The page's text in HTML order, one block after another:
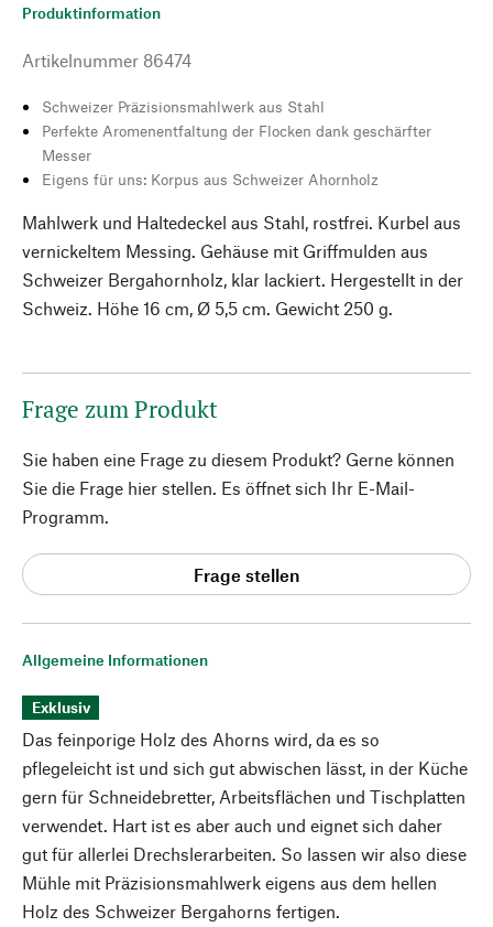
Allgemeine Informationen
Exklusiv
Das feinporige Holz des Ahorns wird, da es so
pflegeleicht ist und sich gut abwischen lässt, in der Küche
gern für Schneidebretter, Arbeitsflächen und Tischplatten
verwendet. Hart ist es aber auch und eignet sich daher
gut für allerlei Drechslerarbeiten. So lassen wir also diese
Mühle mit Präzisionsmahlwerk eigens aus dem hellen
Holz des Schweizer Bergahorns fertigen.
Produktinformation
Artikelnummer 86474
Schweizer Präzisionsmahlwerk aus Stahl
Perfekte Aromenentfaltung der Flocken dank geschärfter
Messer
Eigens für uns: Korpus aus Schweizer Ahornholz
Mahlwerk und Haltedeckel aus Stahl, rostfrei. Kurbel aus
vernickeltem Messing. Gehäuse mit Griffmulden aus
Schweizer Bergahornholz, klar lackiert. Hergestellt in der
Schweiz. Höhe 16 cm, Ø 5,5 cm. Gewicht 250 g.
Frage zum Produkt
Sie haben eine Frage zu diesem Produkt? Gerne können
Sie die Frage hier stellen. Es öffnet sich Ihr E-Mail-
Programm.
Frage stellen